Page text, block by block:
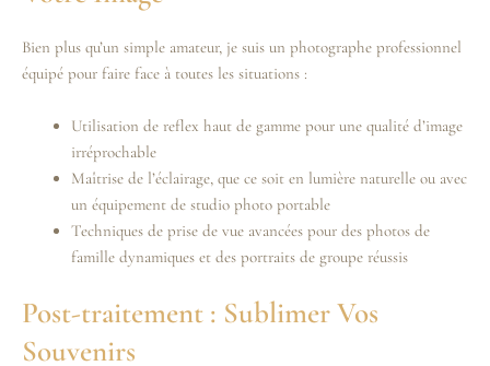
Bien plus qu’un simple amateur, je suis un photographe professionnel
équipé pour faire face à toutes les situations :
Utilisation de reflex haut de gamme pour une qualité d’image
irréprochable
Maîtrise de l’éclairage, que ce soit en lumière naturelle ou avec
un équipement de studio photo portable
Techniques de prise de vue avancées pour des photos de
famille dynamiques et des portraits de groupe réussis
Post-traitement : Sublimer Vos
Souvenirs